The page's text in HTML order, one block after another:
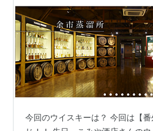
今回のウイスキーは？ 今回は【番